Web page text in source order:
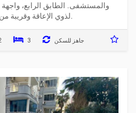
والمستشفى. الطابق الرابع،
لذوي الإعاقة وقريبة من البحر على بعد 500 م كمسكن فخم.
3 جاهز للسكن